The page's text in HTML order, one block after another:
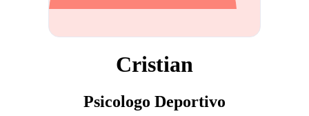
Cristian
Psicologo Deportivo